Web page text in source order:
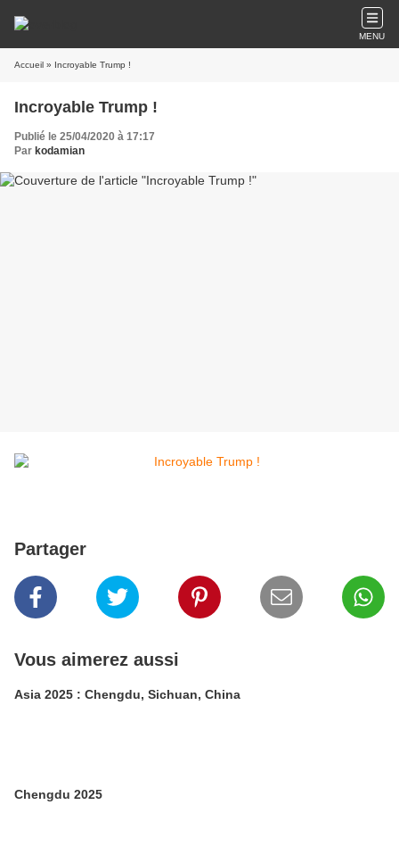
MENU
Accueil » Incroyable Trump !
Incroyable Trump !
Publié le 25/04/2020 à 17:17
Par kodamian
Partager
Vous aimerez aussi
Asia 2025 : Chengdu, Sichuan, China
Chengdu 2025